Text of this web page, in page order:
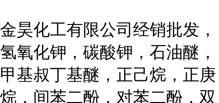
金昊化工有限公司经销批发，
氢氧化钾，碳酸钾，石油醚，
甲基叔丁基醚，正己烷，正庚
烷，间苯二酚，对苯二酚，双